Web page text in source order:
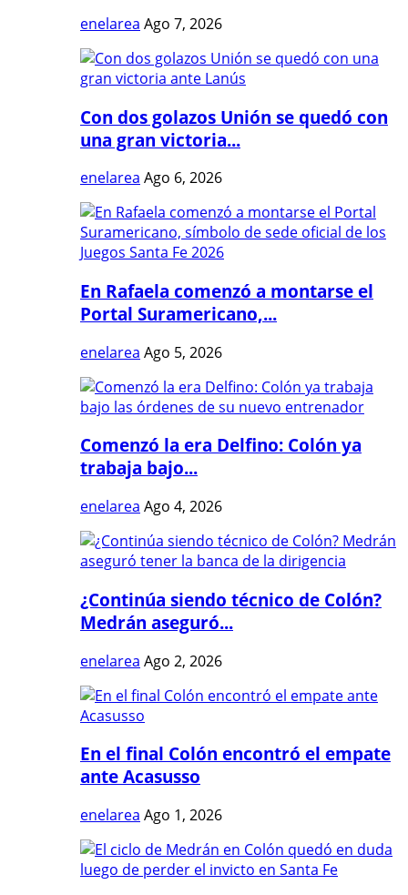
enelarea Ago 7, 2026
Con dos golazos Unión se quedó con
una gran victoria...
enelarea Ago 6, 2026
En Rafaela comenzó a montarse el
Portal Suramericano,...
enelarea Ago 5, 2026
Comenzó la era Delfino: Colón ya
trabaja bajo...
enelarea Ago 4, 2026
¿Continúa siendo técnico de Colón?
Medrán aseguró...
enelarea Ago 2, 2026
En el final Colón encontró el empate
ante Acasusso
enelarea Ago 1, 2026